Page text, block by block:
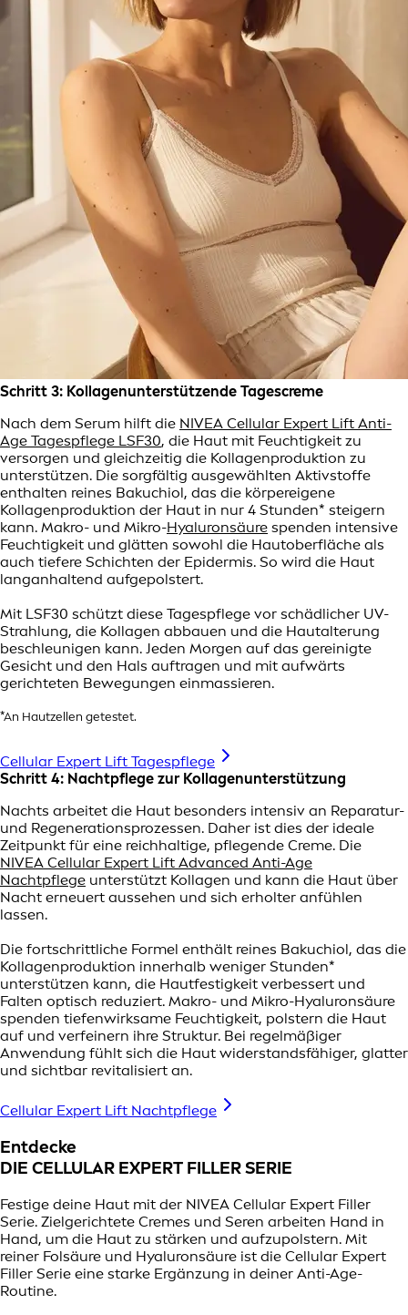
Schritt 3: Kollagenunterstützende Tagescreme
Nach dem Serum hilft die NIVEA Cellular Expert Lift Anti-
Age Tagespflege LSF30, die Haut mit Feuchtigkeit zu
versorgen und gleichzeitig die Kollagenproduktion zu
unterstützen. Die sorgfältig ausgewählten Aktivstoffe
enthalten reines Bakuchiol, das die körpereigene
Kollagenproduktion der Haut in nur 4 Stunden* steigern
kann. Makro- und Mikro-Hyaluronsäure spenden intensive
Feuchtigkeit und glätten sowohl die Hautoberfläche als
auch tiefere Schichten der Epidermis. So wird die Haut
langanhaltend aufgepolstert.
Mit LSF30 schützt diese Tagespflege vor schädlicher UV-
Strahlung, die Kollagen abbauen und die Hautalterung
beschleunigen kann. Jeden Morgen auf das gereinigte
Gesicht und den Hals auftragen und mit aufwärts
gerichteten Bewegungen einmassieren.
*An Hautzellen getestet.
Cellular Expert Lift Tagespflege
Schritt 4: Nachtpflege zur Kollagenunterstützung
Nachts arbeitet die Haut besonders intensiv an Reparatur-
und Regenerationsprozessen. Daher ist dies der ideale
Zeitpunkt für eine reichhaltige, pflegende Creme. Die
NIVEA Cellular Expert Lift Advanced Anti-Age
Nachtpflege unterstützt Kollagen und kann die Haut über
Nacht erneuert aussehen und sich erholter anfühlen
lassen.
Die fortschrittliche Formel enthält reines Bakuchiol, das die
Kollagenproduktion innerhalb weniger Stunden*
unterstützen kann, die Hautfestigkeit verbessert und
Falten optisch reduziert. Makro- und Mikro-Hyaluronsäure
spenden tiefenwirksame Feuchtigkeit, polstern die Haut
auf und verfeinern ihre Struktur. Bei regelmäßiger
Anwendung fühlt sich die Haut widerstandsfähiger, glatter
und sichtbar revitalisiert an.
Cellular Expert Lift Nachtpflege
Entdecke
DIE CELLULAR EXPERT FILLER SERIE
Festige deine Haut mit der NIVEA Cellular Expert Filler
Serie. Zielgerichtete Cremes und Seren arbeiten Hand in
Hand, um die Haut zu stärken und aufzupolstern. Mit
reiner Folsäure und Hyaluronsäure ist die Cellular Expert
Filler Serie eine starke Ergänzung in deiner Anti-Age-
Routine.